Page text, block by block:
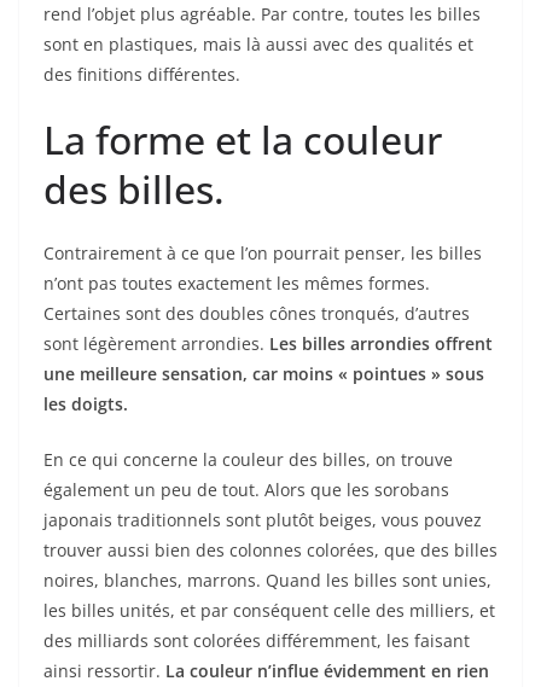
rend l’objet plus agréable. Par contre, toutes les billes
sont en plastiques, mais là aussi avec des qualités et
des finitions différentes.
La forme et la couleur
des billes.
Contrairement à ce que l’on pourrait penser, les billes
n’ont pas toutes exactement les mêmes formes.
Certaines sont des doubles cônes tronqués, d’autres
sont légèrement arrondies. Les billes arrondies offrent
une meilleure sensation, car moins « pointues » sous
les doigts.
En ce qui concerne la couleur des billes, on trouve
également un peu de tout. Alors que les sorobans
japonais traditionnels sont plutôt beiges, vous pouvez
trouver aussi bien des colonnes colorées, que des billes
noires, blanches, marrons. Quand les billes sont unies,
les billes unités, et par conséquent celle des milliers, et
des milliards sont colorées différemment, les faisant
ainsi ressortir. La couleur n’influe évidemment en rien